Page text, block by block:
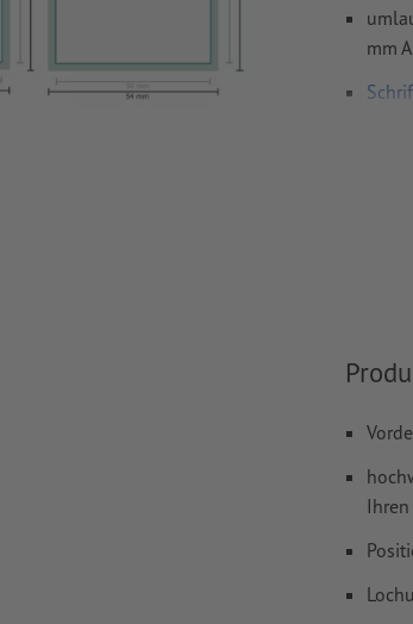
mm
Wie
Ihren